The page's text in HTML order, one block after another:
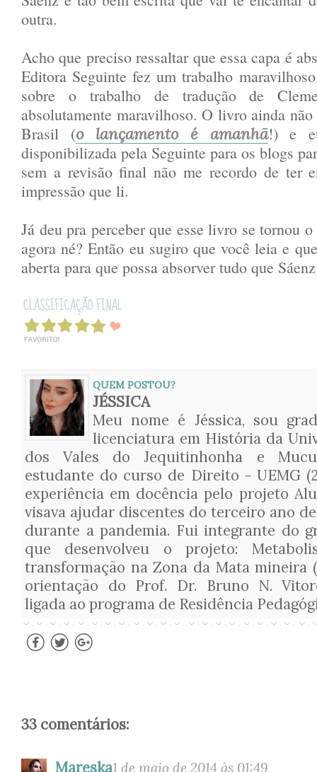
outra.
Acho que preciso ressaltar que essa capa é
Editora Seguinte fez um trabalho
sobre o trabalho de tradução de
absolutamente maravilhoso. O livro ainda
Brasil (o lançamento é amanhã!) e
disponibilizada pela Seguinte para os blogs
sem a revisão final não me recordo de ter
impressão que li.
Já deu pra perceber que esse livro se tornou
agora né? Então eu sugiro que você leia e
aberta para que possa absorver tudo que
QUEM POSTOU?
JÉSSICA
Meu nome é Jéssica, sou
licenciatura em História da
dos Vales do Jequitinhonha e
estudante do curso de Direito - UEMG
experiência em docência pelo projeto
visava ajudar discentes do terceiro ano
durante a pandemia. Fui integrante do
que desenvolveu o projeto:
transformação na Zona da Mata mineira
orientação do Prof. Dr. Bruno N.
ligada ao programa de Residência
33 comentários:
Mareska1 de maio de 2014 às 01:49